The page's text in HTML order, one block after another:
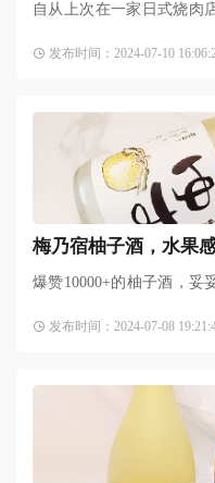
自从上次在一家日式烧肉
喝。回头就上橙色软件买啦
发布时间：2024-07-10
梅乃宿柚子酒，水果
爆赞10000+的柚子酒，妥
艳，开瓶柚子的香甜瞬间窜
发布时间：2024-07-08